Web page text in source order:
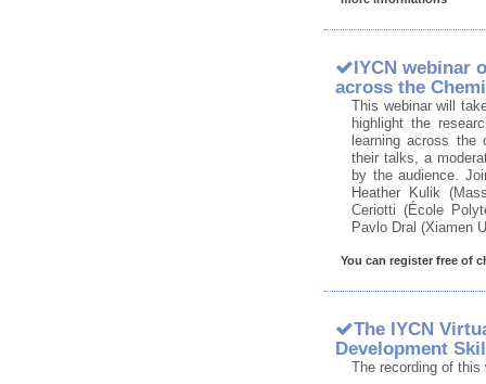
IYCN webinar
across the
This webinar will
highlight the
learning across
their talks, a
by the audience.
Heather Kulik
Ceriotti (École
Pavlo Dral (Xiamen
You can register free of
The IYCN
Development
The recording of this